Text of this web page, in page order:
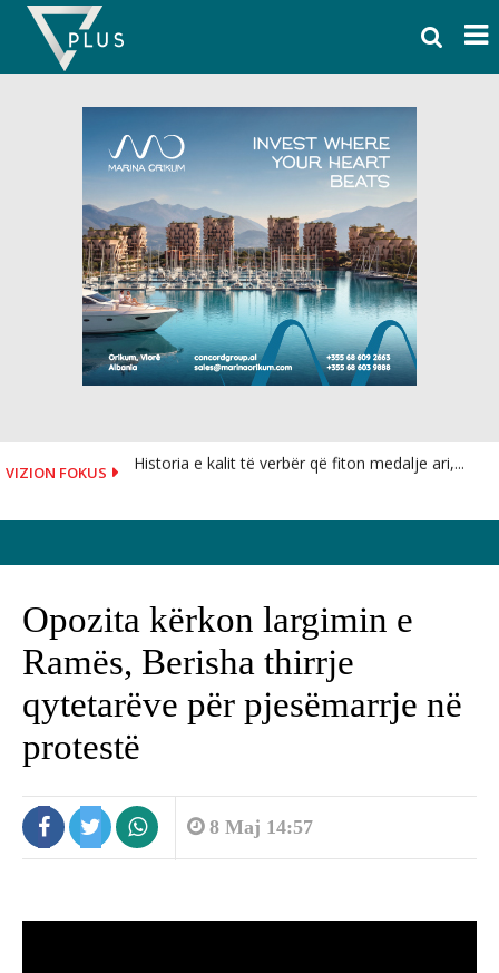
Skip
content
VIZION FOKUS Historia e kalit të verbër që fiton medalje ari,...
Opozita kërkon largimin e
Ramës, Berisha thirrje
qytetarëve për pjesëmarrje në
protestë
8 Maj 14:57